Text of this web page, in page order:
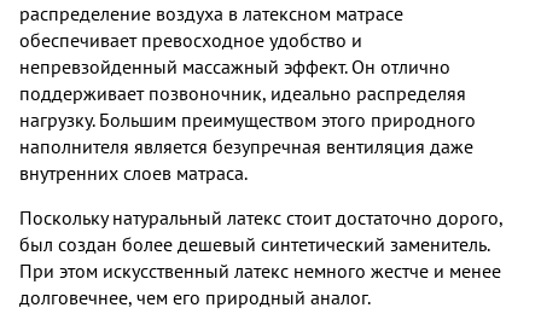
распределение воздуха в латексном матрасе
обеспечивает превосходное удобство и
непревзойденный массажный эффект. Он отлично
поддерживает позвоночник, идеально распределяя
нагрузку. Большим преимуществом этого природного
наполнителя является безупречная вентиляция даже
внутренних слоев матраса.
Поскольку натуральный латекс стоит достаточно дорого,
был создан более дешевый синтетический заменитель.
При этом искусственный латекс немного жестче и менее
долговечнее, чем его природный аналог.